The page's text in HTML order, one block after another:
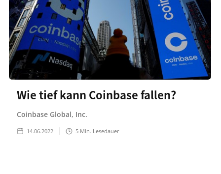
Wie tief kann Coinbase fallen?
Coinbase Global, Inc.
14.06.2022 5 Min. Lesedauer